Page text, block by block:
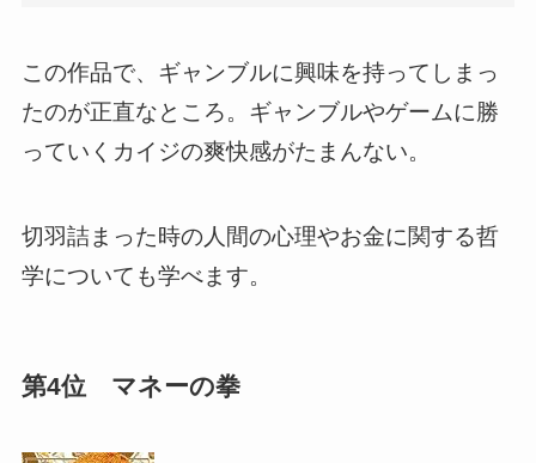
この作品で、ギャンブルに興味を持ってしまっ
たのが正直なところ。ギャンブルやゲームに勝
っていくカイジの爽快感がたまんない。
切羽詰まった時の人間の心理やお金に関する哲
学についても学べます。
第4位 マネーの拳